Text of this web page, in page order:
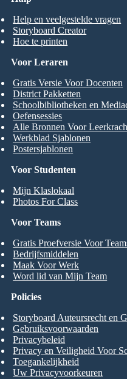
Help en veelgestelde vragen
Storyboard Creator
Hoe te printen
Voor Studenten
Mijn Klaslokaal
Photos For Class
Voor Leraren
Gratis Versie Voor Docenten
District Pakketten
Schoolbibliotheken en
Oefensessies
Alle Bronnen Voor
Werkblad Sjablonen
Postersjablonen
Voor Teams
Gratis Proefversie Voor
Bedrijfsmiddelen
Maak Voor Werk
Word lid van Mijn Team
Policies
Storyboard Auteursrecht en
Gebruiksvoorwaarden
Privacybeleid
Privacy en Veiligheid Voor
Toegankelijkheid
Uw Privacyvoorkeuren